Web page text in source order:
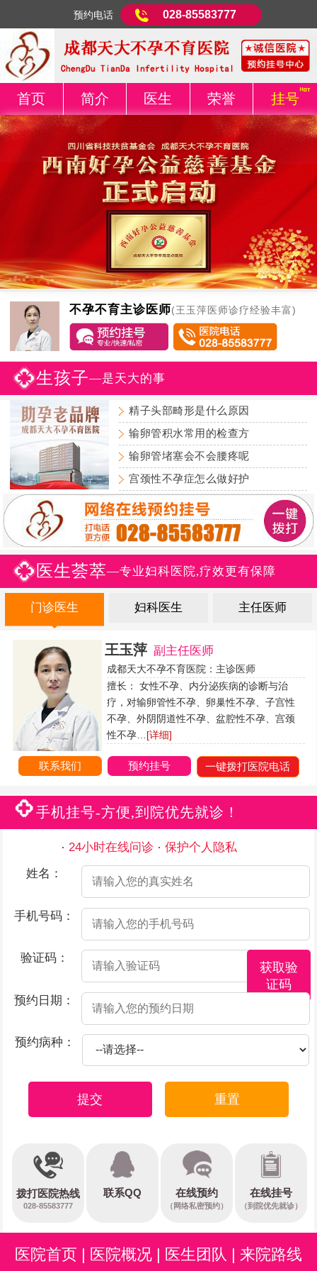
预约电话 028-85583777
首页 简介 医生 荣誉 挂号
不孕不育主诊医师(王玉萍医师诊疗经验丰富)
生孩子—是天大的事
精子头部畸形是什么原因
输卵管积水常用的检查方
输卵管堵塞会不会腰疼呢
宫颈性不孕症怎么做好护
医生荟萃—专业妇科医院,疗效更有保障
门诊医生 妇科医生 主任医师
王玉萍 副主任医师
成都天大不孕不育医院：主诊医师
擅长： 女性不孕、内分泌疾病的诊断与治
疗，对输卵管性不孕、卵巢性不孕、子宫性
不孕、外阴阴道性不孕、盆腔性不孕、宫颈
性不孕… [详细]
联系我们 预约挂号 一键拨打医院电话
手机挂号-方便,到院优先就诊！
24小时在线问诊
保护个人隐私
姓名：
手机号码：
验证码：
获取验
证码
预约日期：
预约病种：
提交 重置
拨打医院热线
028-85583777
联系QQ 在线预约
（网络私密预约）
在线挂号
（到院优先就诊）
医院首页 | 医院概况 | 医生团队 | 来院路线